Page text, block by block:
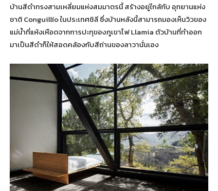
บ้านสีดำทรงสามเหลี่ยมแห่งสมมาตรนี้ สร้างอยู่ใกล้กับ อุทยานแห่ง
ชาติ Conguillío ในประเทศชิลี ซึ่งบ้านหลังนี้สามารถมองเห็นวิวของ
แม่น้ำที่แห้งเหือดจากการปะทุของภูเขาไฟ Llamia ตัวบ้านที่ทำออก
มาเป็นสีดำก็ให้สอดคล้องกับสีถ่านของลาวานั่นเอง